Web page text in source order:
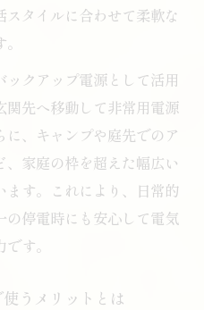
タイルに合わせて柔軟な
クアップ電源として活用
関先へ移動して非常用電源
に、キャンプや庭先でのア
家庭の枠を超えた幅広い
ます。これにより、日常的
の停電時にも安心して電気
す。
うメリットとは